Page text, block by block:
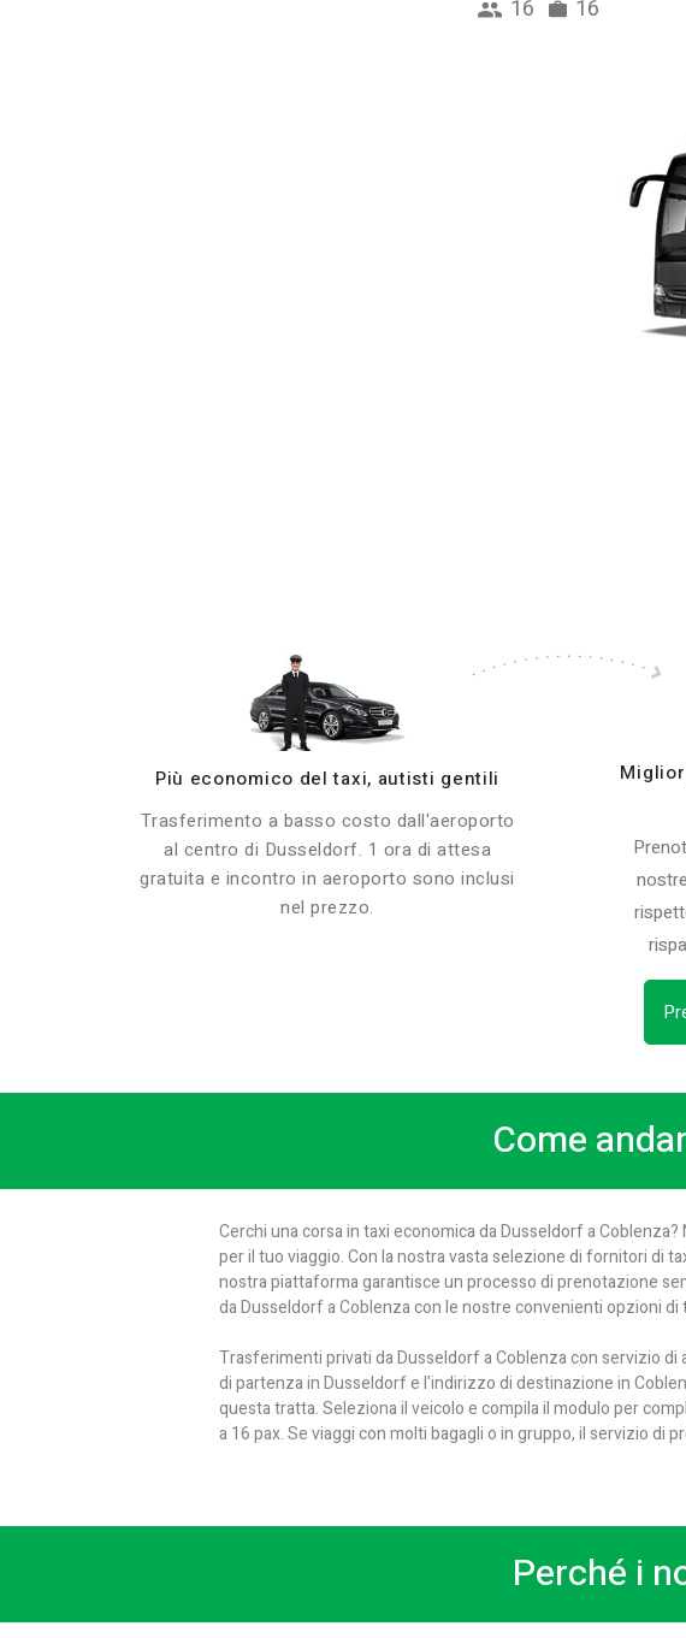
16 16
Più economico del taxi, autisti gentili
Trasferimento a basso costo dall'aeroporto
al centro di Dusseldorf. 1 ora di attesa
gratuita e incontro in aeroporto sono inclusi
nel prezzo.
Come
Cerchi una corsa in taxi economica da Dusseldorf a
per il tuo viaggio. Con la nostra vasta selezione di fornitori di
nostra piattaforma garantisce un processo di prenotazione
da Dusseldorf a Coblenza con le nostre convenienti opzioni di
Trasferimenti privati da Dusseldorf a Coblenza con servizio
di partenza in Dusseldorf e l'indirizzo di destinazione in
questa tratta. Seleziona il veicolo e compila il modulo per
a 16 pax. Se viaggi con molti bagagli o in gruppo, il servizio di
Perché i